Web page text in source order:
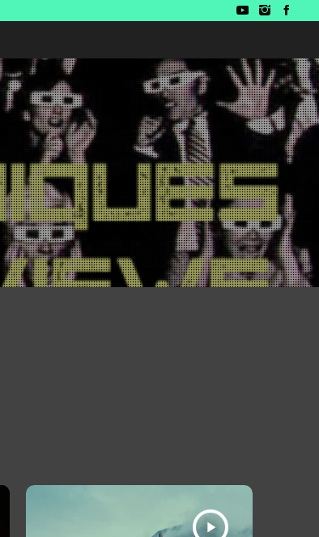
play_arrow